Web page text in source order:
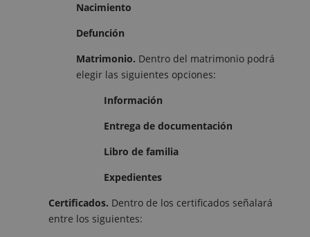
Nacimiento
Defunción
Matrimonio. Dentro del matrimonio podrá
elegir las siguientes opciones:
Información
Entrega de documentación
Libro de familia
Expedientes
Certificados. Dentro de los certificados señalará
entre los siguientes: